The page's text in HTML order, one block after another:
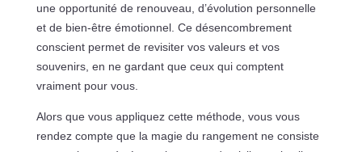
une opportunité de renouveau, d’évolution personnelle
et de bien-être émotionnel. Ce désencombrement
conscient permet de revisiter vos valeurs et vos
souvenirs, en ne gardant que ceux qui comptent
vraiment pour vous.
Alors que vous appliquez cette méthode, vous vous
rendez compte que la magie du rangement ne consiste